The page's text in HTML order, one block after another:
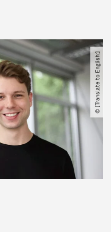
© [Translate to English:]